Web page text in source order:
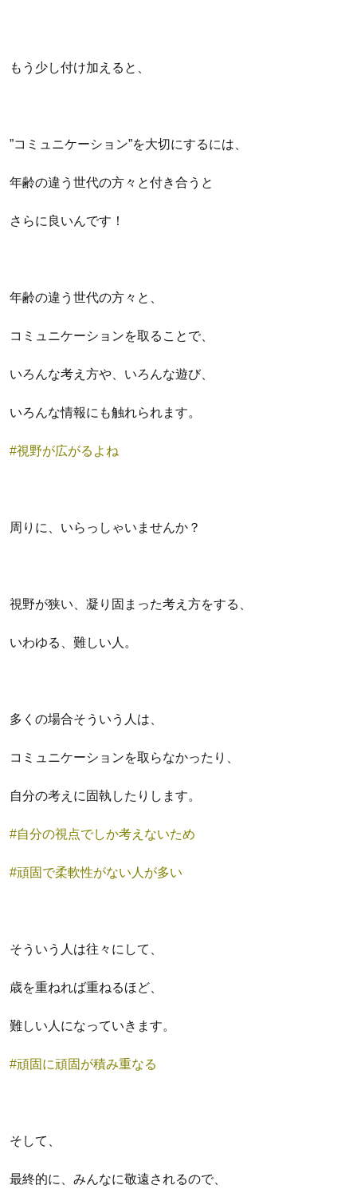
もう少し付け加えると、
”コミュニケーション”を大切にするには、
年齢の違う世代の方々と付き合うと
さらに良いんです！
年齢の違う世代の方々と、
コミュニケーションを取ることで、
いろんな考え方や、いろんな遊び、
いろんな情報にも触れられます。
#視野が広がるよね
周りに、いらっしゃいませんか？
視野が狭い、凝り固まった考え方をする、
いわゆる、難しい人。
多くの場合そういう人は、
コミュニケーションを取らなかったり、
自分の考えに固執したりします。
#自分の視点でしか考えないため
#頑固で柔軟性がない人が多い
そういう人は往々にして、
歳を重ねれば重ねるほど、
難しい人になっていきます。
#頑固に頑固が積み重なる
そして、
最終的に、みんなに敬遠されるので、